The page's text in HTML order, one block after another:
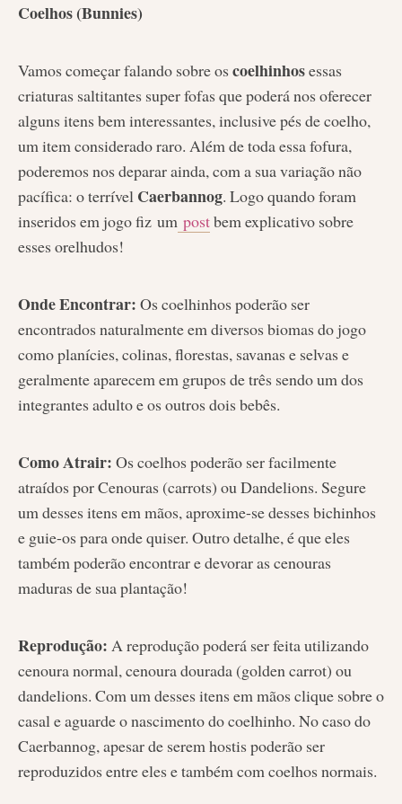
Coelhos (Bunnies)
Vamos começar falando sobre os coelhinhosessas
criaturas saltitantes super fofas que poderá nos oferecer
alguns itens bem interessantes, inclusive pés de coelho,
um item considerado raro. Além de toda essa fofura,
poderemos nos deparar ainda, com a sua variação não
pacífica: o terrível Caerbannog. Logo quando foram
inseridos em jogo fiz um postbem explicativo sobre
esses orelhudos!
Onde Encontrar: Os coelhinhos poderão ser
encontrados naturalmente em diversos biomas do jogo
como planícies, colinas, florestas, savanas e selvas e
geralmente aparecem em grupos de três sendo um dos
integrantes adulto e os outros dois bebês.
Como Atrair: Os coelhos poderão ser facilmente
atraídos por Cenouras (carrots) ou Dandelions. Segure
um desses itens em mãos, aproxime-se desses bichinhos
e guie-os para onde quiser. Outro detalhe, é que eles
também poderão encontrar e devorar as cenouras
maduras de sua plantação!
Reprodução: A reprodução poderá ser feita utilizando
cenoura normal, cenoura dourada (golden carrot) ou
dandelions. Com um desses itens em mãos clique sobre o
casal e aguarde o nascimento do coelhinho. No caso do
Caerbannog, apesar de serem hostis poderão ser
reproduzidos entre eles e também com coelhos normais.